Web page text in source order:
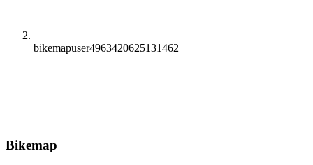
bikemapuser4963420625131462
Bikemap